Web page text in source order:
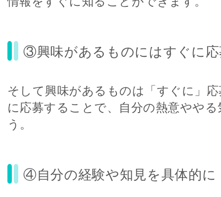
③興味があるものにはすぐに
そして興味があるものは「すぐに」
に応募することで、自分の熱意やや
う。
④自分の経験や知見を具体的に